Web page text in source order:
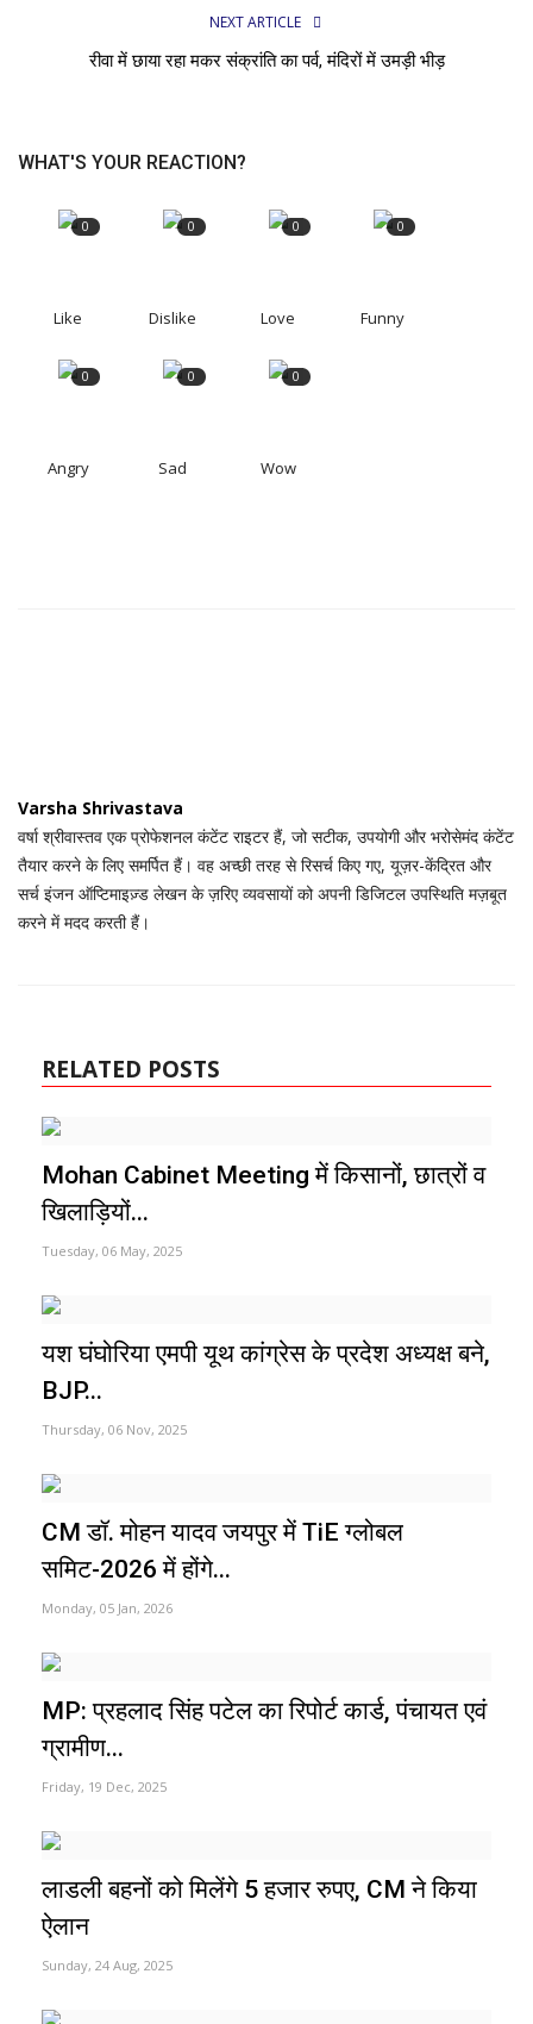
NEXT ARTICLE
रीवा में छाया रहा मकर संक्रांति का पर्व, मंदिरों में उमड़ी भीड़
WHAT'S YOUR REACTION?
0
Like
0
Dislike
0
Love
0
Funny
0
Angry
0
Sad
0
Wow
Varsha Shrivastava
वर्षा श्रीवास्तव एक प्रोफेशनल कंटेंट राइटर हैं, जो सटीक, उपयोगी और भरोसेमंद कंटेंट
तैयार करने के लिए समर्पित हैं। वह अच्छी तरह से रिसर्च किए गए, यूज़र-केंद्रित और
सर्च इंजन ऑप्टिमाइज़्ड लेखन के ज़रिए व्यवसायों को अपनी डिजिटल उपस्थिति मज़बूत
करने में मदद करती हैं।
RELATED POSTS
Mohan Cabinet Meeting में किसानों, छात्रों व
खिलाड़ियों...
Tuesday, 06 May, 2025
यश घंघोरिया एमपी यूथ कांग्रेस के प्रदेश अध्यक्ष बने,
BJP...
Thursday, 06 Nov, 2025
CM डॉ. मोहन यादव जयपुर में TiE ग्लोबल
समिट-2026 में होंगे...
Monday, 05 Jan, 2026
MP: प्रहलाद सिंह पटेल का रिपोर्ट कार्ड, पंचायत एवं
ग्रामीण...
Friday, 19 Dec, 2025
लाडली बहनों को मिलेंगे 5 हजार रुपए, CM ने किया
ऐलान
Sunday, 24 Aug, 2025